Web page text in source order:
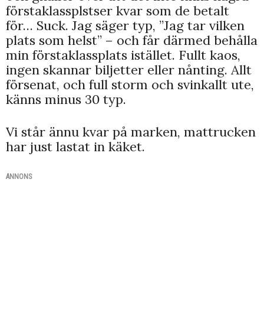
förstaklassplstser kvar som de betalt
för… Suck. Jag säger typ, ”Jag tar vilken
plats som helst” – och får därmed behålla
min förstaklassplats istället. Fullt kaos,
ingen skannar biljetter eller nånting. Allt
försenat, och full storm och svinkallt ute,
känns minus 30 typ.
Vi står ännu kvar på marken, mattrucken
har just lastat in käket.
ANNONS